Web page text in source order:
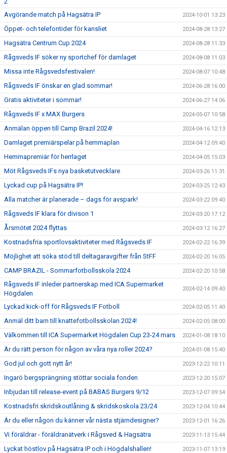
Avgörande match på Hagsätra IP 2024-10-01 13:23
Öppet- och telefontider för kansliet 2024-08-28 13:27
Hagsätra Centrum Cup 2024 2024-08-28 11:33
Rågsveds IF söker ny sportchef för damlaget 2024-08-08 11:03
Missa inte Rågsvedsfestivalen! 2024-08-07 10:48
Rågsveds IF önskar en glad sommar! 2024-06-28 16:00
Gratis aktiviteter i sommar! 2024-06-27 14:06
Rågsveds IF x MAX Burgers 2024-05-07 10:58
Anmälan öppen till Camp Brazil 2024! 2024-04-16 12:13
Damlaget premiärspelar på hemmaplan 2024-04-12 09:40
Hemmapremiär för herrlaget 2024-04-05 15:03
Möt Rågsveds IFs nya basketutvecklare 2024-03-26 11:31
Lyckad cup på Hagsätra IP! 2024-03-25 12:43
Alla matcher är planerade – dags för avspark! 2024-03-22 09:40
Rågsveds IF klara för divison 1 2024-03-20 17:12
Årsmötet 2024 flyttas 2024-03-12 16:27
Kostnadsfria sportlovsaktiviteter med Rågsveds IF 2024-02-22 16:39
Möjlighet att söka stöd till deltagaravgifter från StFF 2024-02-20 16:05
CAMP BRAZIL - Sommarfotbollsskola 2024 2024-02-20 10:58
Rågsveds IF inleder partnerskap med ICA Supermarket
Högdalen
2024-02-14 09:40
Lyckad kick-off för Rågsveds IF Fotboll 2024-02-05 11:40
Anmäl ditt barn till knattefotbollsskolan 2024! 2024-02-05 08:00
Välkommen till ICA Supermarket Högdalen Cup 23-24 mars 2024-01-08 18:10
Är du rätt person för någon av våra nya roller 2024? 2024-01-08 15:40
God jul och gott nytt år! 2023-12-22 10:11
Ingarö bergsprängning stöttar sociala fonden 2023-12-20 15:07
Inbjudan till release-event på BABAS Burgers 9/12 2023-12-07 09:54
Kostnadsfri skridskoutlåning & skridskoskola 23/24 2023-12-04 10:44
Är du eller någon du känner vår nästa stjärndesigner? 2023-12-01 16:26
Vi föräldrar - föräldranätverk i Rågsved & Hagsätra 2023-11-13 15:44
Lyckat höstlov på Hagsätra IP och i Högdalshallen! 2023-11-07 13:19